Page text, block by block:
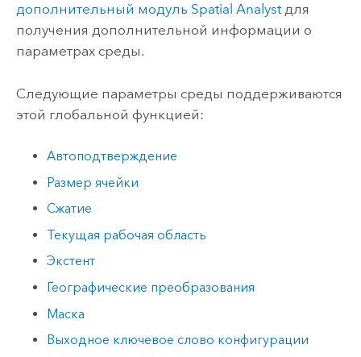
дополнительный модуль Spatial Analystдля
получения дополнительной информации о
параметрах среды.
Следующие параметры среды поддерживаются
этой глобальной функцией:
Автоподтверждение
Размер ячейки
Сжатие
Текущая рабочая область
Экстент
Географические преобразования
Маска
Выходное ключевое слово конфигурации